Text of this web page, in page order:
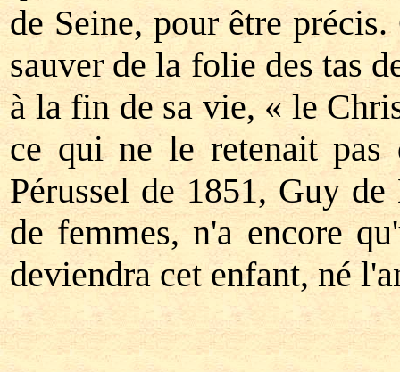
de Seine, pour être
sauver de la folie des tas
à la fin de sa vie, « le
ce qui ne le retenait
Pérussel de 1851, Guy
de femmes, n'a encore
deviendra cet enfant, né